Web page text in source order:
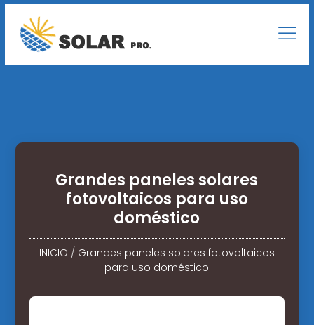
Grandes paneles solares
fotovoltaicos para uso
doméstico
INICIO / Grandes paneles solares fotovoltaicos
para uso doméstico